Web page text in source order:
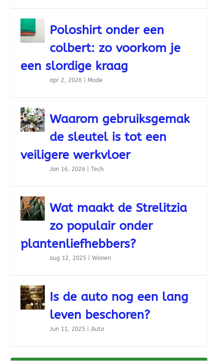
Poloshirt onder een
colbert: zo voorkom je
een slordige kraag
apr 2, 2026 Mode
Waarom gebruiksgemak
de sleutel is tot een
veiligere werkvloer
Jan 16, 2026 |Tech
Wat maakt de Strelitzia
zo populair onder
plantenliefhebbers?
aug 12, 2025 |Wonen
Is de auto nog een lang
leven beschoren?
Jun 11, 2025 |Auto